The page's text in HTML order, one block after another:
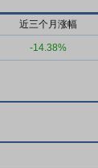
近三个月涨幅
-14.38%